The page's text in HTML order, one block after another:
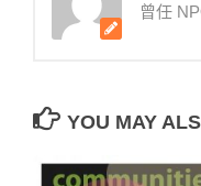
曾任
YOU MAY